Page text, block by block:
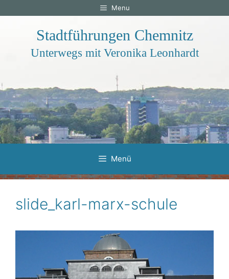
Inhalt
Menu
Stadtführungen Chemnitz
Unterwegs mit Veronika Leonhardt
Menü
slide_karl-marx-schule